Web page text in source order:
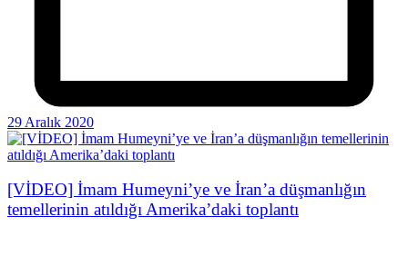
29 Aralık 2020
[VİDEO] İmam Humeyni’ye ve İran’a düşmanlığın
temellerinin atıldığı Amerika’daki toplantı